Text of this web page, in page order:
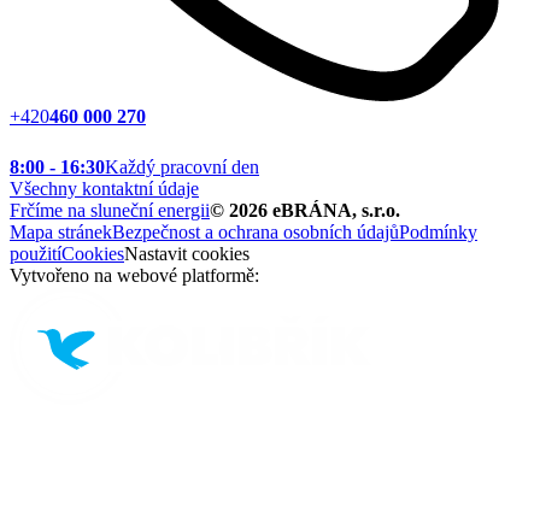
+420460 000 270
8:00 - 16:30Každý pracovní den
Všechny kontaktní údaje
Frčíme na sluneční energii© 2026 eBRÁNA, s.r.o.
Mapa stránekBezpečnost a ochrana osobních údajůPodmínky
použitíCookiesNastavit cookies
Vytvořeno na webové platformě: